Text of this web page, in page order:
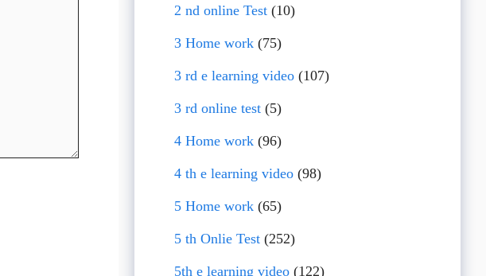
2 nd online Test(10)
3 Home work(75)
3 rd e learning video(107)
3 rd online test(5)
4 Home work(96)
4 th e learning video(98)
5 Home work(65)
5 th Onlie Test(252)
5th e learning video(122)